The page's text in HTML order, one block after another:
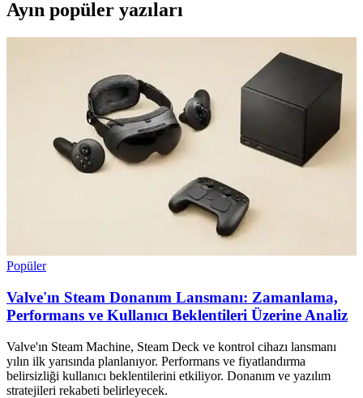
Ayın popüler yazıları
Popüler
Valve'ın Steam Donanım Lansmanı: Zamanlama,
Performans ve Kullanıcı Beklentileri Üzerine Analiz
Valve'ın Steam Machine, Steam Deck ve kontrol cihazı lansmanı
yılın ilk yarısında planlanıyor. Performans ve fiyatlandırma
belirsizliği kullanıcı beklentilerini etkiliyor. Donanım ve yazılım
stratejileri rekabeti belirleyecek.